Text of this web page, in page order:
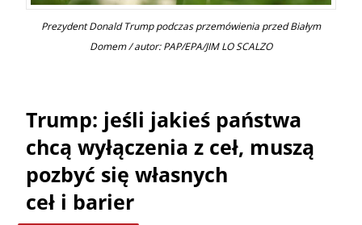
Prezydent Donald Trump podczas przemówienia przed Białym
Domem / autor: PAP/EPA/JIM LO SCALZO
Trump: jeśli jakieś państwa
chcą wyłączenia z ceł, muszą
pozbyć się własnych
ceł i barier